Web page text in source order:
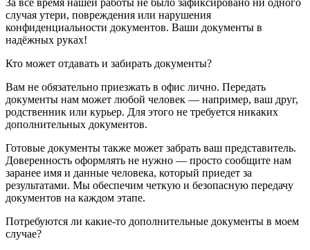
случая утери, повреждения или нарушения
конфиденциальности документов. Ваши документы в
надёжных руках!
Кто может отдавать и забирать документы?
Вам не обязательно приезжать в офис лично. Передать
документы нам может любой человек — например, ваш друг,
родственник или курьер. Для этого не требуется никаких
дополнительных документов.
Готовые документы также может забрать ваш представитель.
Доверенность оформлять не нужно — просто сообщите нам
заранее имя и данные человека, который приедет за
результатами. Мы обеспечим четкую и безопасную передачу
документов на каждом этапе.
Потребуются ли какие-то дополнительные документы в моем
случае?